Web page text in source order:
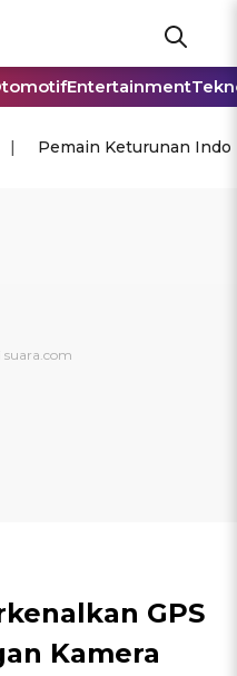
Entertainment
Pemain Keturunan
GPS
Kamera